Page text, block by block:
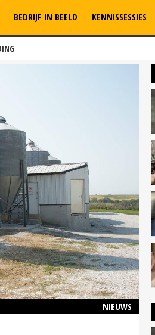
BEDRIJF IN BEELD KENNISSESSIES
NIEUWS